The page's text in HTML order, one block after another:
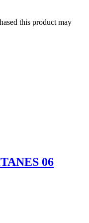
this product may
06